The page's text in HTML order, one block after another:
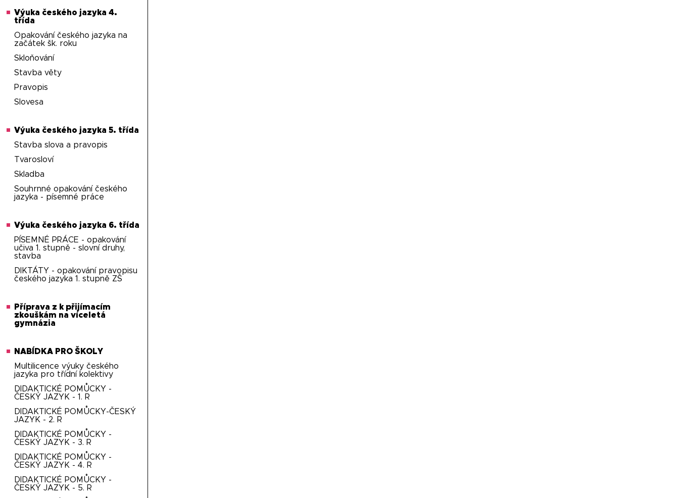
Výuka českého jazyka 4.
třída
Opakování českého jazyka na
začátek šk. roku
Skloňování
Stavba věty
Pravopis
Slovesa
Výuka českého jazyka 5. třída
Stavba slova a pravopis
Tvarosloví
Skladba
Souhrnné opakování českého
jazyka - písemné práce
Výuka českého jazyka 6. třída
PÍSEMNÉ PRÁCE - opakování
učiva 1. stupně - slovní druhy,
stavba
DIKTÁTY - opakování pravopisu
českého jazyka 1. stupně ZŠ
Příprava z k přijímacím
zkouškám na víceletá
gymnázia
NABÍDKA PRO ŠKOLY
Multilicence výuky českého
jazyka pro třídní kolektivy
DIDAKTICKÉ POMŮCKY -
ČESKÝ JAZYK - 1. R
DIDAKTICKÉ POMŮCKY-ČESKÝ
JAZYK - 2. R
DIDAKTICKÉ POMŮCKY -
ČESKÝ JAZYK - 3. R
DIDAKTICKÉ POMŮCKY -
ČESKÝ JAZYK - 4. R
DIDAKTICKÉ POMŮCKY -
ČESKÝ JAZYK - 5. R